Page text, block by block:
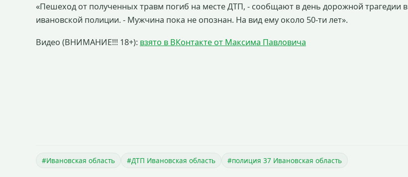
«Пешеход от полученных травм погиб на месте ДТП, - сообщают в день дорожной трагедии в
ивановской полиции. - Мужчина пока не опознан. На вид ему около 50-ти лет».
Видео (ВНИМАНИЕ!!! 18+): взято в ВКонтакте от Максима Павловича
#Ивановская область #ДТП Ивановская область #полиция 37 Ивановская область